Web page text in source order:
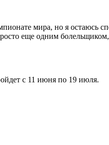
мира, но я остаюсь
еще одним
с 11 июня по 19 июля.